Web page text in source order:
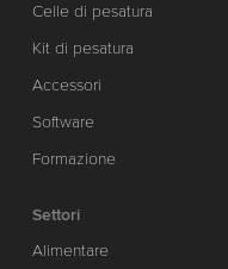
Celle di pesatura
Kit di pesatura
Accessori
Software
Formazione
Settori
Alimentare